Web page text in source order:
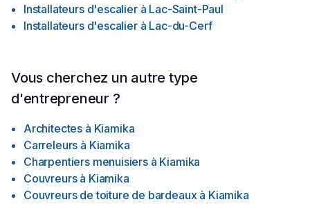
Installateurs d'escalier à Lac-Saint-Paul
Installateurs d'escalier à Lac-du-Cerf
Vous cherchez un autre type
d'entrepreneur ?
Architectes à Kiamika
Carreleurs à Kiamika
Charpentiers menuisiers à Kiamika
Couvreurs à Kiamika
Couvreurs de toiture de bardeaux à Kiamika